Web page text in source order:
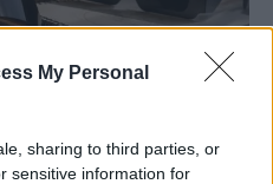
My Personal
sharing to third parties, or
sensitive information for
ocular y
eclipses solares
natural que…